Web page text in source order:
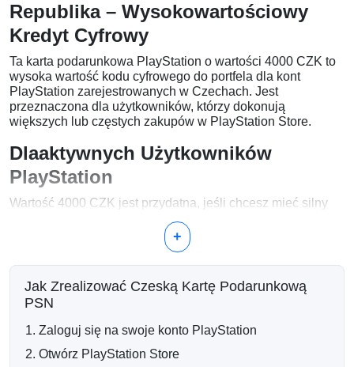
Republika – Wysokowartościowy
Kredyt Cyfrowy
Ta karta podarunkowa PlayStation o wartości 4000 CZK to
wysoka wartość kodu cyfrowego do portfela dla kont
PlayStation zarejestrowanych w Czechach. Jest
przeznaczona dla użytkowników, którzy dokonują
większych lub częstych zakupów w PlayStation Store.
Dlaaktywnych Użytkowników
PlayStation
Wartość 4000 CZK jest przydatna, jeśli chcesz mieć silny
edycje premium i dodatkową zawartość gier.
Popularne Sposoby Wykorzystania
4000 CZK
Zakup edycji deluxe lub ultimate
Dodawanie przepustek rozszerzeń i kolekcji DLC
+
Jak Zrealizować Czeską Kartę Podarunkową
PSN
Zaloguj się na swoje konto PlayStation
Otwórz PlayStation Store